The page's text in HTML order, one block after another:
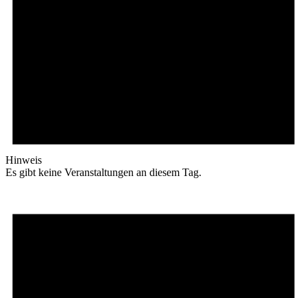
Hinweis
Es gibt keine Veranstaltungen an diesem Tag.